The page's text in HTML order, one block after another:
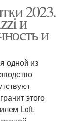
на кухне
фартуки
2023.
и
и
одной из
этого
Loft.